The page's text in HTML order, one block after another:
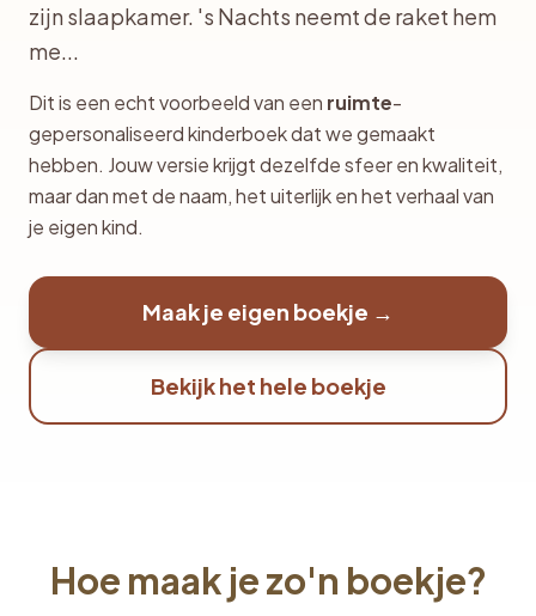
zijn slaapkamer. 's Nachts neemt de raket hem
me...
Dit is een echt voorbeeld van een ruimte-
gepersonaliseerd kinderboek dat we gemaakt
hebben. Jouw versie krijgt dezelfde sfeer en kwaliteit,
maar dan met de naam, het uiterlijk en het verhaal van
je eigen kind.
Maak je eigen boekje →
Bekijk het hele boekje
Hoe maak je zo'n boekje?